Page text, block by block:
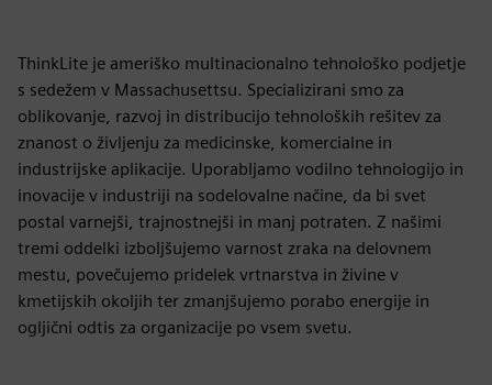
ThinkLite je ameriško multinacionalno tehnološko podjetje
s sedežem v Massachusettsu. Specializirani smo za
oblikovanje, razvoj in distribucijo tehnoloških rešitev za
znanost o življenju za medicinske, komercialne in
industrijske aplikacije. Uporabljamo vodilno tehnologijo in
inovacije v industriji na sodelovalne načine, da bi svet
postal varnejši, trajnostnejši in manj potraten. Z našimi
tremi oddelki izboljšujemo varnost zraka na delovnem
mestu, povečujemo pridelek vrtnarstva in živine v
kmetijskih okoljih ter zmanjšujemo porabo energije in
ogljični odtis za organizacije po vsem svetu.